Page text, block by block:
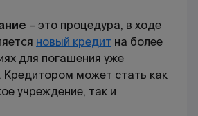
– это процедура, в ходе
новый кредит на более
для погашения уже
может стать как
учреждение, так и